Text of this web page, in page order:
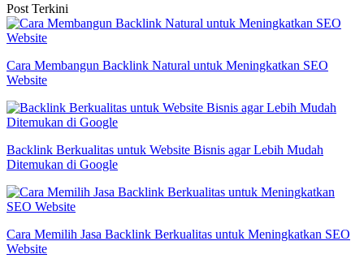
Post Terkini
Cara Membangun Backlink Natural untuk Meningkatkan SEO
Website
Backlink Berkualitas untuk Website Bisnis agar Lebih Mudah
Ditemukan di Google
Cara Memilih Jasa Backlink Berkualitas untuk Meningkatkan SEO
Website